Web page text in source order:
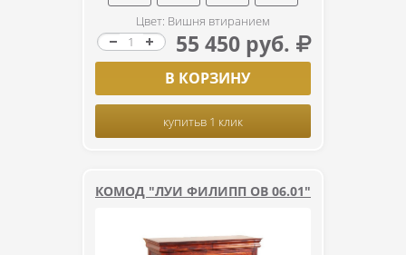
Цвет: Вишня втиранием
55 450 руб.
В КОРЗИНУ
купитьв 1 клик
КОМОД "ЛУИ ФИЛИПП ОВ 06.01"